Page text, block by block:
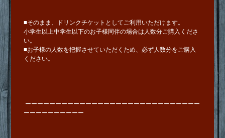
■そのまま、ドリンクチケットとしてご利用いただけます。
⼩学⽣以上中学⽣以下のお⼦様同伴の場合は⼈数分ご購⼊くださ
い。
■お⼦様の⼈数を把握させていただくため、必ず人数分をご購⼊
ください。
ーーーーーーーーーーーーーーーーーーーーーーーーーーーーー
ーーーーーーーーーー